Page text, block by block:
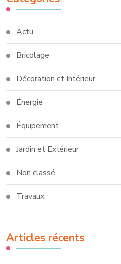
Actu
Bricolage
Décoration et Intérieur
Énergie
Équipement
Jardin et Extérieur
Non classé
Travaux
Articles récents